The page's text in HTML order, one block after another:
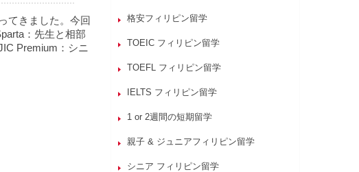
てきました。今回
：先生と相部
Premium：シニ
格安フィリピン留学
TOEIC フィリピン留学
TOEFL フィリピン留学
IELTS フィリピン留学
1 or 2週間の短期留学
親子 & ジュニアフィリピン留学
シニア フィリピン留学